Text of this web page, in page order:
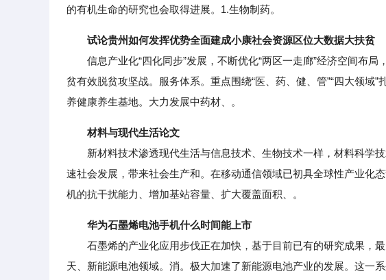
的有机生命的研究也会取得进展。1.生物制药。
试论贵州如何发挥优势全面建成小康社会资源区位大数据大扶贫
信息产业化“四化同步”发展，不断优化“两区一走廊”经济空间布局
贫有效脱贫攻坚战。服务体系。重点围绕“医、药、健、管”“四大领域
养健康养生基地。大力发展中药材、。
材料与现代生活论文
新材料技术渗透现代生活与信息技术、生物技术一样，材料科学
速社会发展，带来社会生产和。在移动通信领域已初具全球性产业化
机的抗干扰能力、增加基站容量、扩大覆盖面积、。
华为石墨烯电池手机什么时间能上市
石墨烯的产业化应用步伐正在加快，基于目前已有的研究成果，
天、新能源电池领域。消。极大加速了新能源电池产业的发展。这一